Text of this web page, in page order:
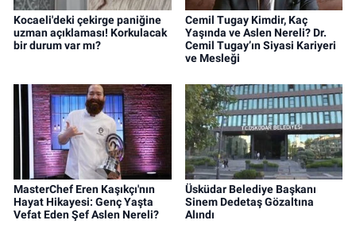
Kocaeli'deki çekirge paniğine
uzman açıklaması! Korkulacak
bir durum var mı?
Cemil Tugay Kimdir, Kaç
Yaşında ve Aslen Nereli? Dr.
Cemil Tugay’ın Siyasi Kariyeri
ve Mesleği
MasterChef Eren Kaşıkçı'nın
Hayat Hikayesi: Genç Yaşta
Vefat Eden Şef Aslen Nereli?
Üsküdar Belediye Başkanı
Sinem Dedetaş Gözaltına
Alındı